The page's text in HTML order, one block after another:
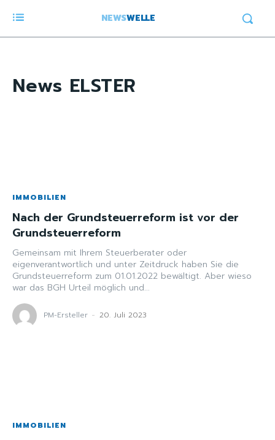
NEWSWELLE
News ELSTER
IMMOBILIEN
Nach der Grundsteuerreform ist vor der
Grundsteuerreform
Gemeinsam mit Ihrem Steuerberater oder
eigenverantwortlich und unter Zeitdruck haben Sie die
Grundsteuerreform zum 01.01.2022 bewältigt. Aber wieso
war das BGH Urteil möglich und...
PM-Ersteller - 20. Juli 2023
IMMOBILIEN